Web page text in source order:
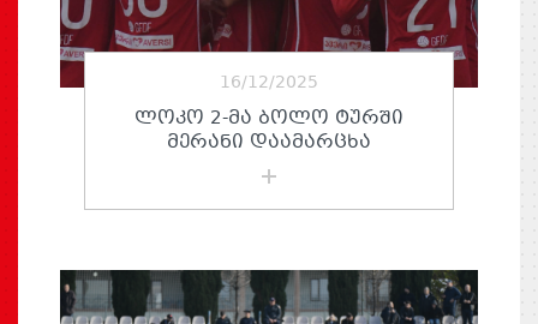
16/12/2025
ᲚᲝᲙᲝ 2-ᲛᲐ ᲑᲝᲚᲝ ᲢᲣᲠᲨᲘ
ᲛᲔᲠᲐᲜᲘ ᲓᲐᲐᲛᲐᲠᲪᲮᲐ